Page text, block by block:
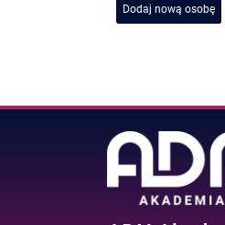
Dodaj nową osobę